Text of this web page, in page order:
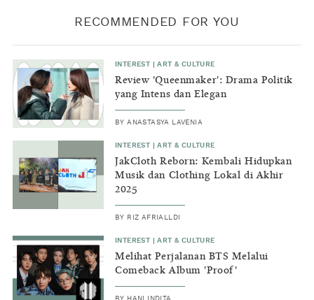
RECOMMENDED FOR YOU
INTEREST |ART & CULTURE
Review 'Queenmaker': Drama Politik
yang Intens dan Elegan
BYANASTASYA LAVENIA
INTEREST |ART & CULTURE
JakCloth Reborn: Kembali Hidupkan
Musik dan Clothing Lokal di Akhir
2025
BY RIZ AFRIALLDI
INTEREST |ART & CULTURE
Melihat Perjalanan BTS Melalui
Comeback Album 'Proof'
BY HANI INDITA